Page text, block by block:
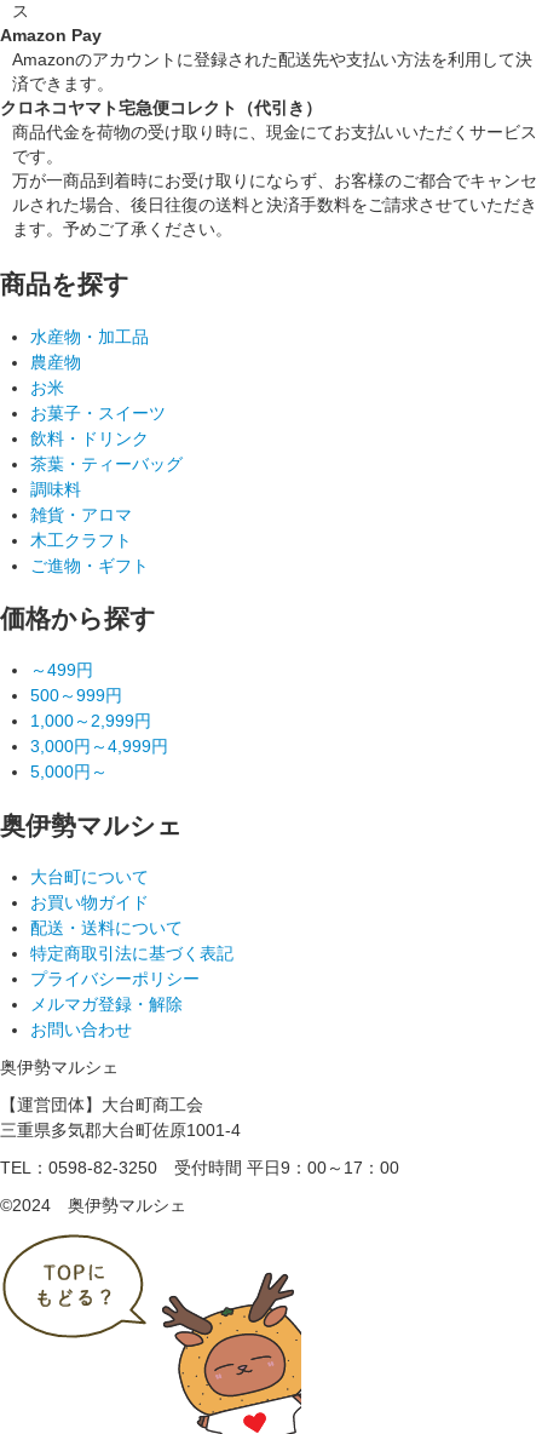
ス
Amazon Pay
Amazonのアカウントに登録された配送先や支払い方法を利用して決
済できます。
クロネコヤマト宅急便コレクト（代引き）
商品代金を荷物の受け取り時に、現金にてお支払いいただくサービス
です。
万が一商品到着時にお受け取りにならず、お客様のご都合でキャンセ
ルされた場合、後日往復の送料と決済手数料をご請求させていただき
ます。予めご了承ください。
商品を探す
水産物・加工品
農産物
お米
お菓子・スイーツ
飲料・ドリンク
茶葉・ティーバッグ
調味料
雑貨・アロマ
木工クラフト
ご進物・ギフト
価格から探す
～499円
500～999円
1,000～2,999円
3,000円～4,999円
5,000円～
奥伊勢マルシェ
大台町について
お買い物ガイド
配送・送料について
特定商取引法に基づく表記
プライバシーポリシー
メルマガ登録・解除
お問い合わせ
奥伊勢マルシェ
【運営団体】大台町商工会
三重県多気郡大台町佐原1001-4
TEL：0598-82-3250 受付時間 平日9：00～17：00
©2024 奥伊勢マルシェ